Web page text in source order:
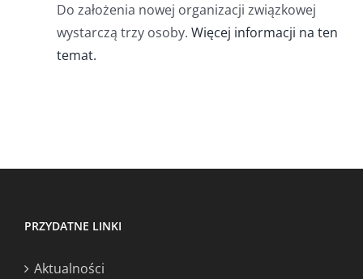
Do założenia nowej organizacji związkowej
wystarczą trzy osoby. Więcej informacji na ten
temat.
PRZYDATNE LINKI
Aktualności